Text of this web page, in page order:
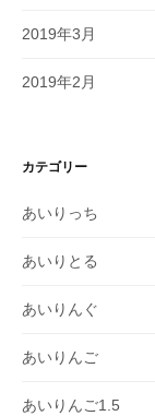
2019年3月
2019年2月
カテゴリー
あいりっち
あいりとる
あいりんぐ
あいりんご
あいりんご1.5